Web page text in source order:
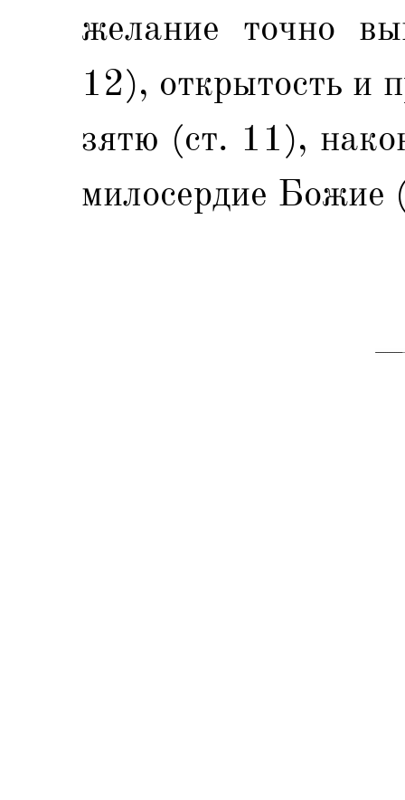
желание точно
12), открытость и
зятю (ст. 11),
милосердие Божие